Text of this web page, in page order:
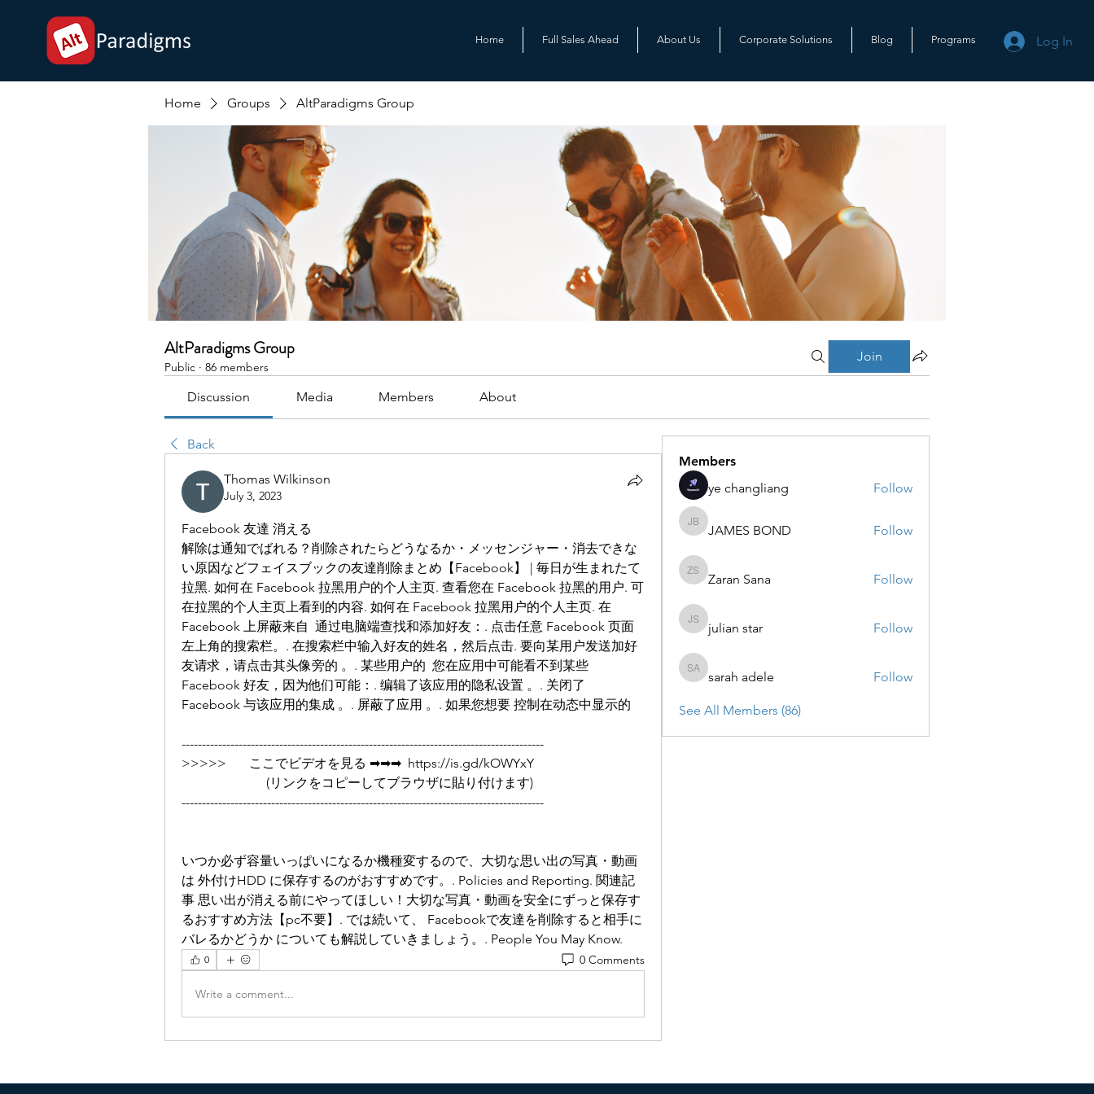
Home Full Sales Ahead About Us Corporate Solutions Blog Programs Log In
Home Groups AltParadigms Group
AltParadigms Group
Public · 86 members
Join
Discussion Media Members About
Back
Thomas Wilkinson
July 3, 2023
Facebook 友達 消える
解除は通知でばれる？削除されたらどうなるか・メッセンジャー・消去できな
い原因などフェイスブックの友達削除まとめ【Facebook】 | 毎日が生まれたて
拉黑. 如何在 Facebook 拉黑用户的个人主页. 查看您在 Facebook 拉黑的用户. 可
在拉黑的个人主页上看到的内容. 如何在 Facebook 拉黑用户的个人主页. 在
Facebook 上屏蔽来自  通过电脑端查找和添加好友：. 点击任意 Facebook 页面
左上角的搜索栏。. 在搜索栏中输入好友的姓名，然后点击. 要向某用户发送加好
友请求，请点击其头像旁的 。. 某些用户的  您在应用中可能看不到某些
Facebook 好友，因为他们可能：. 编辑了该应用的隐私设置 。. 关闭了
Facebook 与该应用的集成 。. 屏蔽了应用 。. 如果您想要 控制在动态中显示的
-----------------------------------------------------------------------------------------
>>>>>       ここでビデオを見る ➡➡➡  https://is.gd/kOWYxY
                          (リンクをコピーしてブラウザに貼り付けます)
-----------------------------------------------------------------------------------------
いつか必ず容量いっぱいになるか機種変するので、大切な思い出の写真・動画
は 外付けHDD に保存するのがおすすめです。. Policies and Reporting. 関連記
事 思い出が消える前にやってほしい！大切な写真・動画を安全にずっと保存す
るおすすめ方法【pc不要】. では続いて、 Facebookで友達を削除すると相手に
バレるかどうか についても解説していきましょう。. People You May Know.
0 0 Comments
Write a comment...
Members
ye changliang
Follow
JAMES BOND
JAMES BOND Follow
Zaran Sana
Zaran Sana Follow
julian star
julian star Follow
sarah adele
sarah adele Follow
See All Members (86)